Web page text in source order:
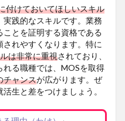
付けておいてほしいスキル
践的なスキルです。業務
とを証明する資格である
れやすくなります。特に
は非常に重視されており、
る職種では、MOSを取得
チャンスが広がります。ぜ
生と差をつけましょう。